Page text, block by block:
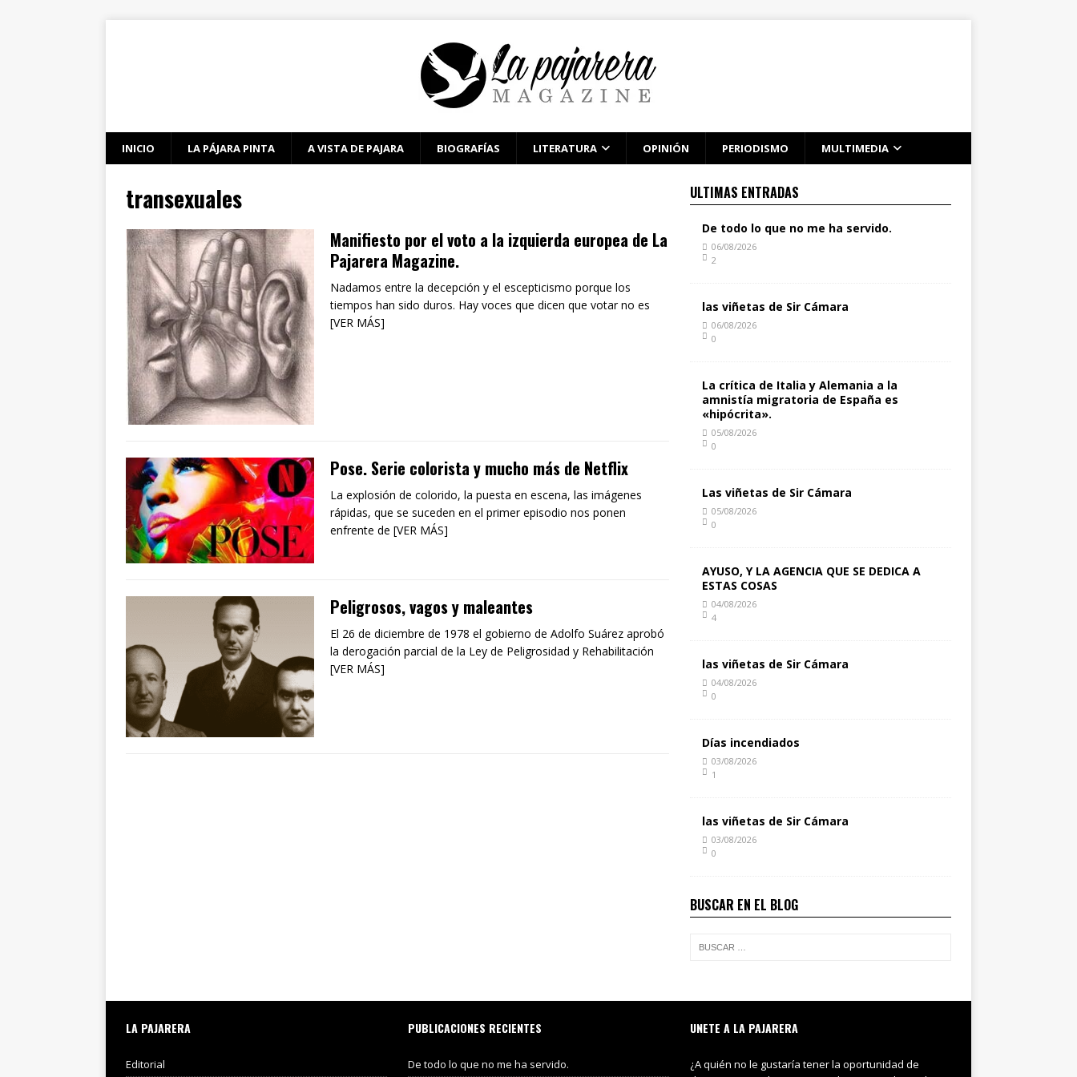
INICIO LA PÁJARA PINTA A VISTA DE PAJARA BIOGRAFÍAS LITERATURA OPINIÓN PERIODISMO MULTIMEDIA
transexuales
Manifiesto por el voto a la izquierda europea de La
Pajarera Magazine.
Nadamos entre la decepción y el escepticismo porque los
tiempos han sido duros. Hay voces que dicen que votar no es
[VER MÁS]
Pose. Serie colorista y mucho más de Netflix
La explosión de colorido, la puesta en escena, las imágenes
rápidas, que se suceden en el primer episodio nos ponen
enfrente de [VER MÁS]
Peligrosos, vagos y maleantes
El 26 de diciembre de 1978 el gobierno de Adolfo Suárez aprobó
la derogación parcial de la Ley de Peligrosidad y Rehabilitación
[VER MÁS]
ULTIMAS ENTRADAS
De todo lo que no me ha servido.
06/08/2026
2
las viñetas de Sir Cámara
06/08/2026
0
La crítica de Italia y Alemania a la
amnistía migratoria de España es
«hipócrita».
05/08/2026
0
Las viñetas de Sir Cámara
05/08/2026
0
AYUSO, Y LA AGENCIA QUE SE DEDICA A
ESTAS COSAS
04/08/2026
4
las viñetas de Sir Cámara
04/08/2026
0
Días incendiados
03/08/2026
1
las viñetas de Sir Cámara
03/08/2026
0
BUSCAR EN EL BLOG
LA PAJARERA
Editorial
PUBLICACIONES RECIENTES
De todo lo que no me ha servido.
UNETE A LA PAJARERA
¿A quién no le gustaría tener la oportunidad de